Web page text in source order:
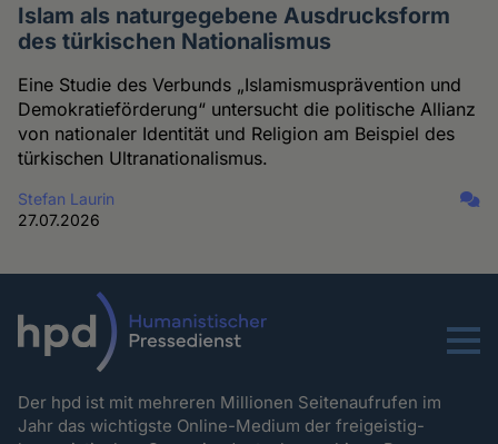
Islam als naturgegebene Ausdrucksform
des türkischen Nationalismus
Eine Studie des Verbunds „Islamismusprävention und
Demokratieförderung“ untersucht die politische Allianz
von nationaler Identität und Religion am Beispiel des
türkischen Ultranationalismus.
Stefan Laurin
27.07.2026
Menu
Der hpd ist mit mehreren Millionen Seitenaufrufen im
Jahr das wichtigste Online-Medium der freigeistig-